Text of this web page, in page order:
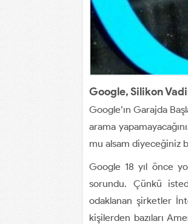
Google, Silikon
Google’ın Garajda
arama
mu alsam diyeceğiniz
Google 18 yıl önce
sorundu. Çünkü
odaklanan şirketler
kişilerden bazıları